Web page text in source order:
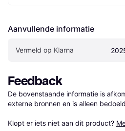
Aanvullende informatie
Vermeld op Klarna
Feedback
De bovenstaande informatie is
externe bronnen en is alleen
Klopt er iets niet aan dit product?